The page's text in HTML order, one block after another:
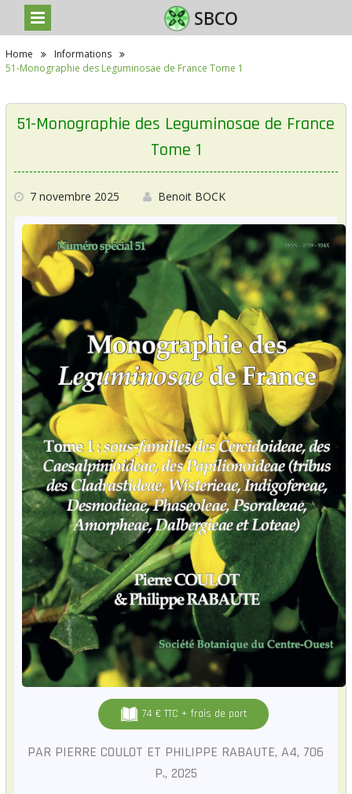
Home
Informations
51-Monographie des Leguminosae de France Tome 1
51-Monographie des Leguminosae de France
Tome 1
7 novembre 2025 Benoit BOCK
74 € TTC + frais de port
PAR PIERRE COULOT ET PHILIPPE RABAUTE, A4, 706
P., 2025